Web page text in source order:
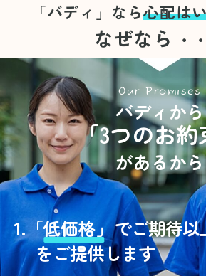
「バディ」なら心配は
なぜなら ・
Our Promises
バディから
「3つのお約
があるから
1.「低価格」でご期待以
をご提供します